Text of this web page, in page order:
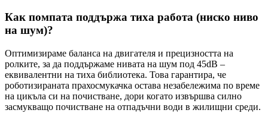
Как помпата поддържа тиха работа (ниско ниво
на шум)?
Оптимизираме баланса на двигателя и прецизността на
ролките, за да поддържаме нивата на шум под 45dB –
еквивалентни на тиха библиотека. Това гарантира, че
роботизираната прахосмукачка остава незабележима по време
на цикъла си на почистване, дори когато извършва силно
засмукващо почистване на отпадъчни води в жилищни среди.